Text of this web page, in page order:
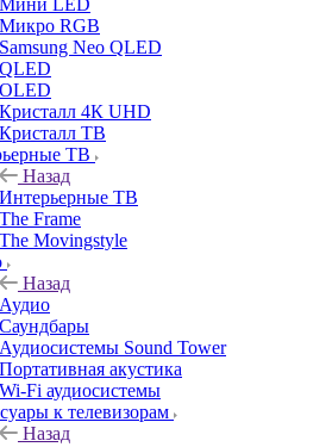
Мини LED
Микро RGB
Samsung Neo QLED
QLED
OLED
Кристалл 4К UHD
Кристалл ТВ
ТВ
Назад
Интерьерные ТВ
The Frame
The Movingstyle
Назад
Аудио
Саундбары
Аудиосистемы Sound Tower
Портативная акустика
Wi-Fi аудиосистемы
к телевизорам
Назад